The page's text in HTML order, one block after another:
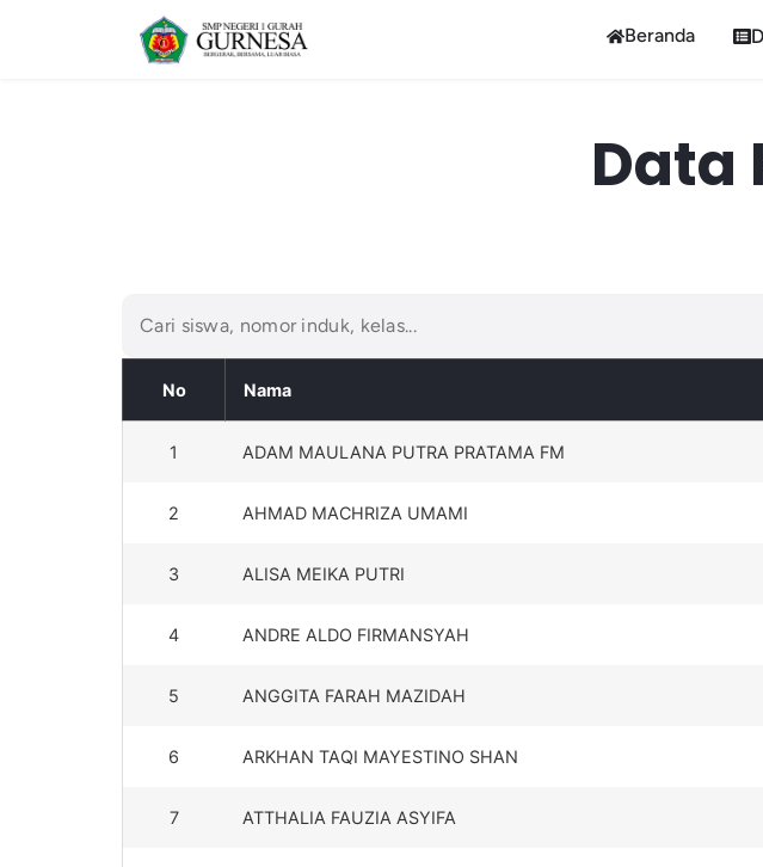
Beranda
Data
No Nama
1 ADAM MAULANA PUTRA PRATAMA FM
2 AHMAD MACHRIZA UMAMI
3 ALISA MEIKA PUTRI
4 ANDRE ALDO FIRMANSYAH
5 ANGGITA FARAH MAZIDAH
6 ARKHAN TAQI MAYESTINO SHAN
7 ATTHALIA FAUZIA ASYIFA